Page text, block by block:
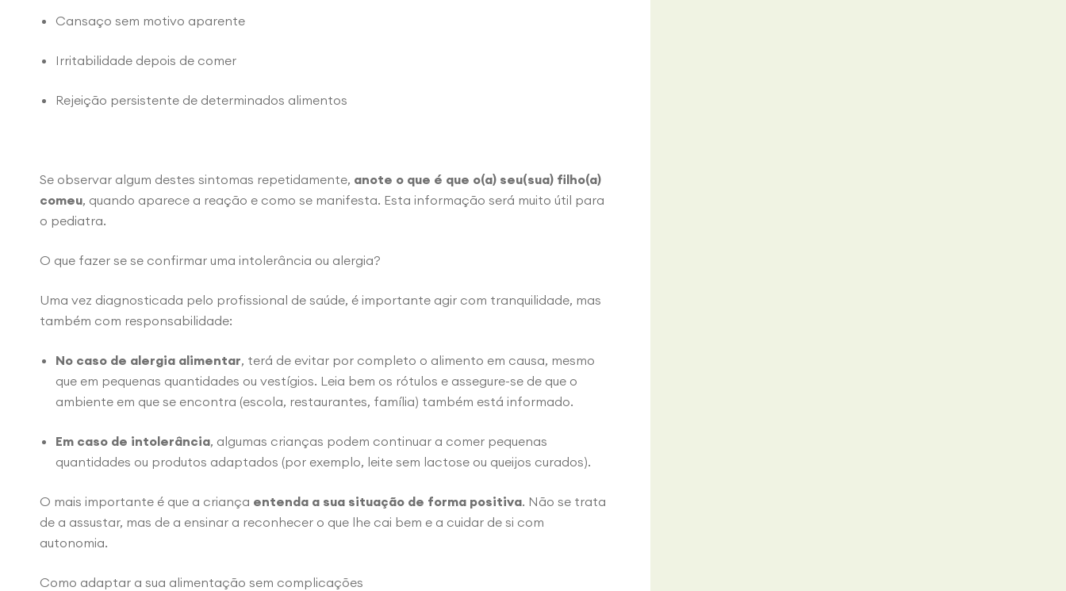
Cansaço sem motivo aparente
Irritabilidade depois de comer
Rejeição persistente de determinados alimentos
Se observar algum destes sintomas repetidamente, anote o que é que o(a) seu(sua) filho(a)
comeu, quando aparece a reação e como se manifesta. Esta informação será muito útil para
o pediatra.
O que fazer se se confirmar uma intolerância ou alergia?
Uma vez diagnosticada pelo profissional de saúde, é importante agir com tranquilidade, mas
também com responsabilidade:
No caso de alergia alimentar, terá de evitar por completo o alimento em causa, mesmo
que em pequenas quantidades ou vestígios. Leia bem os rótulos e assegure-se de que o
ambiente em que se encontra (escola, restaurantes, família) também está informado.
Em caso de intolerância, algumas crianças podem continuar a comer pequenas
quantidades ou produtos adaptados (por exemplo, leite sem lactose ou queijos curados).
O mais importante é que a criança entenda a sua situação de forma positiva. Não se trata
de a assustar, mas de a ensinar a reconhecer o que lhe cai bem e a cuidar de si com
autonomia.
Como adaptar a sua alimentação sem complicações